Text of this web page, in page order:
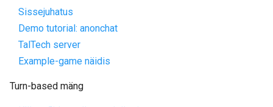
Sissejuhatus
Demo tutorial: anonchat
TalTech server
Example-game näidis
Turn-based mäng